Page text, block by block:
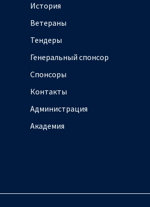
История
Ветераны
Тендеры
Генеральный спонсор
Спонсоры
Контакты
Администрация
Академия